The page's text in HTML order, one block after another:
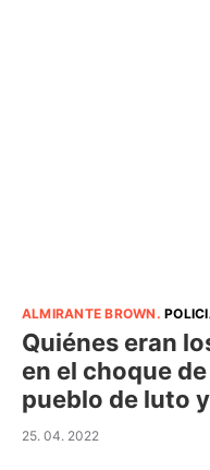
ALMIRANTE BROWN .
Quiénes eran
en el choque
pueblo de luto
25. 04. 2022